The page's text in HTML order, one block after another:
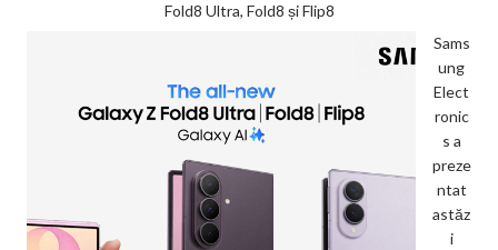
Fold8 Ultra, Fold8 și Flip8
Sams
ung
Elect
ronic
s a
preze
ntat
astăz
i